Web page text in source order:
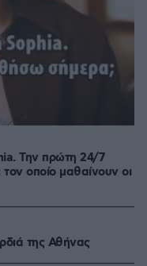
Την πρώτη 24/7
οποίο μαθαίνουν οι
της Αθήνας